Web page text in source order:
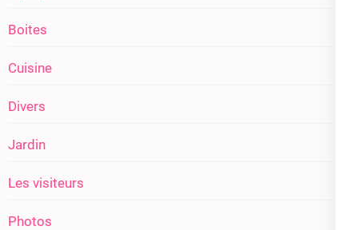
Boites
Cuisine
Divers
Jardin
Les visiteurs
Photos